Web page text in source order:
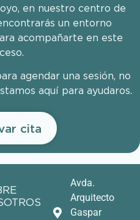
en nuestro centro de
un entorno
acompañarte en este
agendar una sesión, no
aquí para ayudaros.
cita
Avda.
Arquitecto
Gaspar